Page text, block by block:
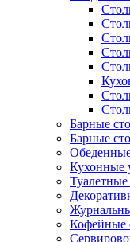
Барные
Барные
Кухонные
Кофейные